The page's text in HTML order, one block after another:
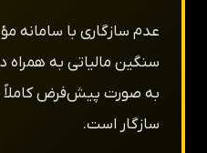
عدم سازگاری با سامانه
سنگین مالیاتی به همراه
به صورت پیش‌فرض کاملاً با
سازگار است.